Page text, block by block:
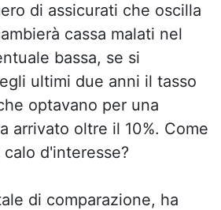
di assicurati che oscilla
cassa malati nel
bassa, se si
ultimi due anni il tasso
optavano per una
arrivato oltre il 10%. Come
d'interesse?
di comparazione, ha